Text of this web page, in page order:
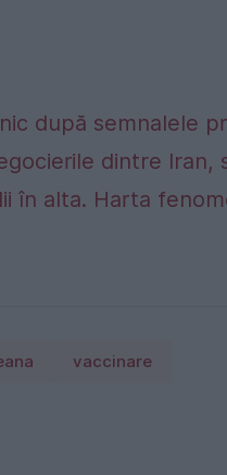
după semnalele
dintre Iran,
în alta. Harta
vaccinare